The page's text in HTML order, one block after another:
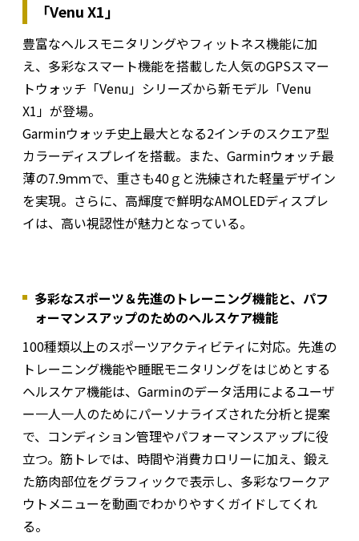
「Venu X1」
豊富なヘルスモニタリングやフィットネス機能に加
え、多彩なスマート機能を搭載した人気のGPSスマー
トウォッチ「Venu」シリーズから新モデル「Venu
X1」が登場。
Garminウォッチ史上最大となる2インチのスクエア型
カラーディスプレイを搭載。また、Garminウォッチ最
薄の7.9ｍｍで、重さも40ｇと洗練された軽量デザイン
を実現。さらに、高輝度で鮮明なAMOLEDディスプレ
イは、高い視認性が魅力となっている。
多彩なスポーツ＆先進のトレーニング機能と、パフ
ォーマンスアップのためのヘルスケア機能
100種類以上のスポーツアクティビティに対応。先進の
トレーニング機能や睡眠モニタリングをはじめとする
ヘルスケア機能は、Garminのデータ活用によるユーザ
ー一人一人のためにパーソナライズされた分析と提案
で、コンディション管理やパフォーマンスアップに役
立つ。筋トレでは、時間や消費カロリーに加え、鍛え
た筋肉部位をグラフィックで表示し、多彩なワークア
ウトメニューを動画でわかりやすくガイドしてくれ
る。